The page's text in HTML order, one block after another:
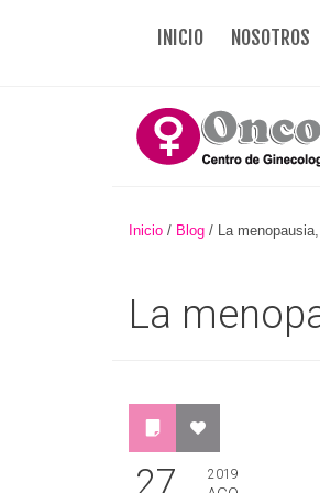
INICIO NOSOTROS
Inicio / Blog / La
La
27 2019